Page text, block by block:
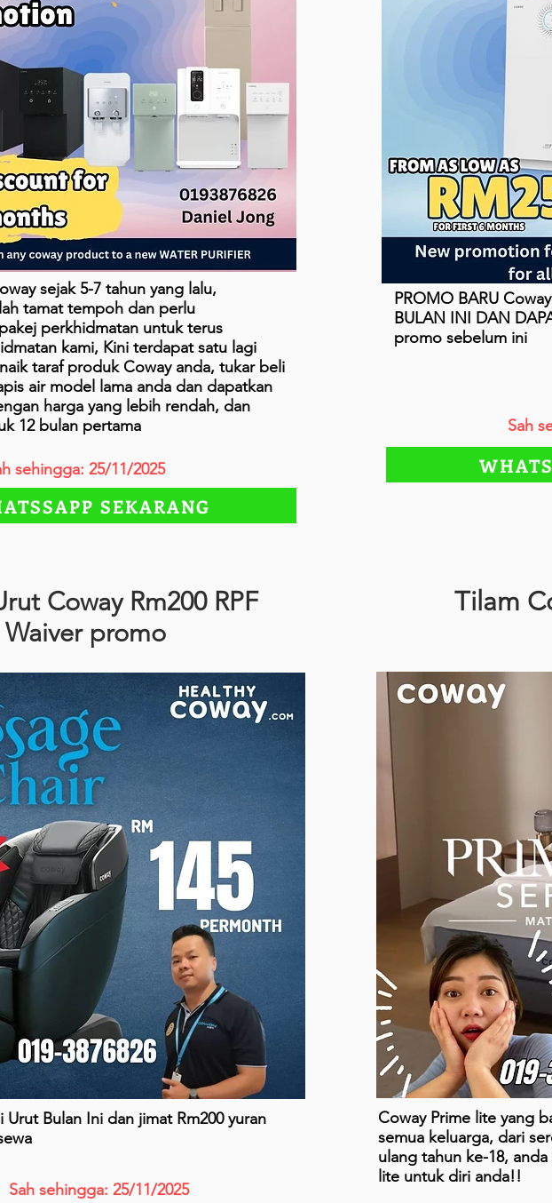
sejak 5-7 tahun yang lalu,
tamat tempoh dan perlu
perkhidmatan untuk terus
kami, Kini terdapat satu lagi
taraf produk Coway anda, tukar beli
air model lama anda dan dapatkan
harga yang lebih rendah, dan
12 bulan pertama
sehingga: 25/11/2025
SEKARANG
Coway Rm200 RPF
Waiver promo
Urut Bulan Ini dan jimat Rm200 yuran
Sah sehingga: 25/11/2025
PROMO BARU
BULAN INI DAN
promo sebelum ini
Sah
Tilam
Coway Prime lite yang
semua keluarga, dari
ulang tahun ke-18,
lite untuk diri anda!!